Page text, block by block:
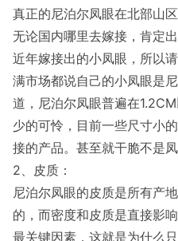
真正的尼泊尔凤眼在北部山
无论国内哪里去嫁接，肯定
近年嫁接出的小凤眼，所以
满市场都说自己的小凤眼是
道，尼泊尔凤眼普遍在
少的可怜，目前一些尺寸小
接的产品。甚至就干脆不是
2、皮质：
尼泊尔凤眼的皮质是所有产
的，而密度和皮质是直接影
最关键因素，这就是为什么